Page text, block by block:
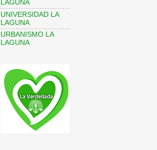
LAGUNA
UNIVERSIDAD LA
LAGUNA
URBANISMO LA
LAGUNA